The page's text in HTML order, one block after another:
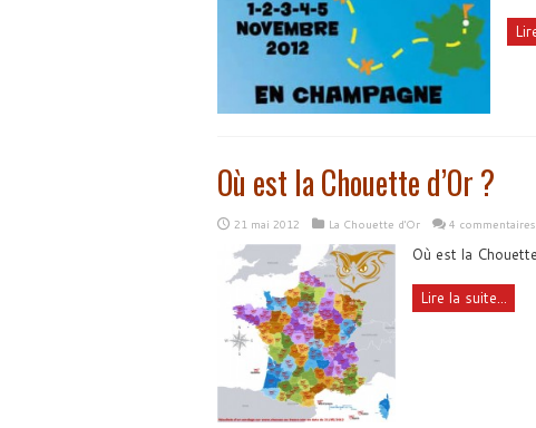
Où est la Chouette d’Or ?
21 mai 2012 La Chouette d'Or 4 commentaires
Où est la
Lire la suite...